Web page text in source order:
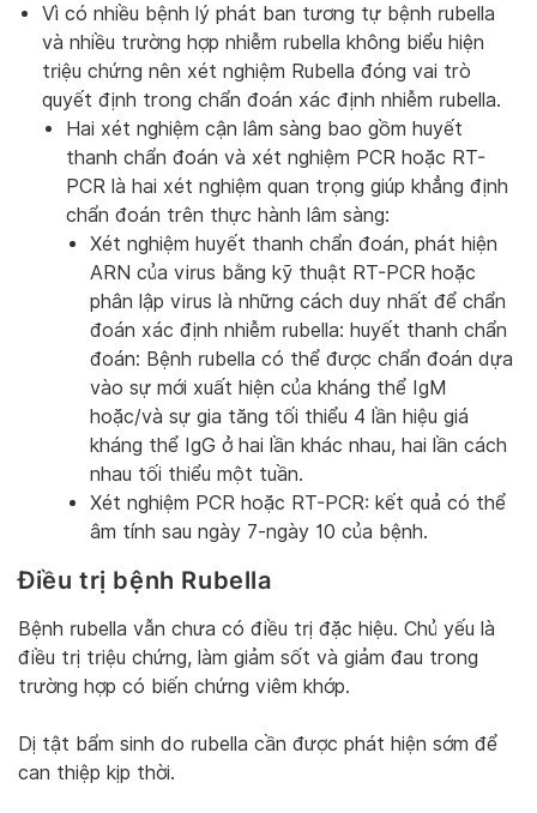
Vì có nhiều bệnh lý phát ban tương tự bệnh rubella
và nhiều trường hợp nhiễm rubella không biểu hiện
triệu chứng nên xét nghiệm Rubella đóng vai trò
quyết định trong chẩn đoán xác định nhiễm rubella.
Hai xét nghiệm cận lâm sàng bao gồm huyết
thanh chẩn đoán và xét nghiệm PCR hoặc RT-
PCR là hai xét nghiệm quan trọng giúp khẳng định
chẩn đoán trên thực hành lâm sàng:
Xét nghiệm huyết thanh chẩn đoán, phát hiện
ARN của virus bằng kỹ thuật RT-PCR hoặc
phân lập virus là những cách duy nhất để chẩn
đoán xác định nhiễm rubella: huyết thanh chẩn
đoán: Bệnh rubella có thể được chẩn đoán dựa
vào sự mới xuất hiện của kháng thể IgM
hoặc/và sự gia tăng tối thiểu 4 lần hiệu giá
kháng thể IgG ở hai lần khác nhau, hai lần cách
nhau tối thiểu một tuần.
Xét nghiệm PCR hoặc RT-PCR: kết quả có thể
âm tính sau ngày 7-ngày 10 của bệnh.
Điều trị bệnh Rubella
Bệnh rubella vẫn chưa có điều trị đặc hiệu. Chủ yếu là
điều trị triệu chứng, làm giảm sốt và giảm đau trong
trường hợp có biến chứng viêm khớp.
Dị tật bẩm sinh do rubella cần được phát hiện sớm để
can thiệp kịp thời.